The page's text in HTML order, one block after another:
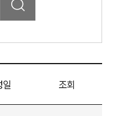
일 조회